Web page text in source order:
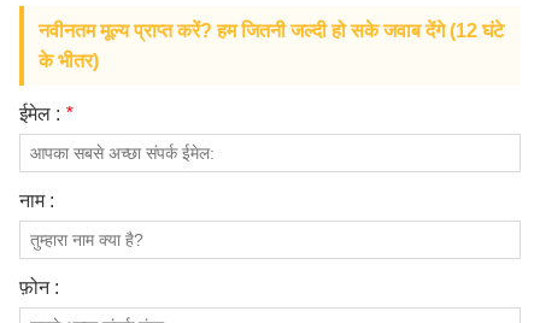
नवीनतम मूल्य प्राप्त करें? हम जितनी जल्दी हो सके जवाब देंगे (12 घंटे
के भीतर)
ईमेल : *
नाम :
फ़ोन :